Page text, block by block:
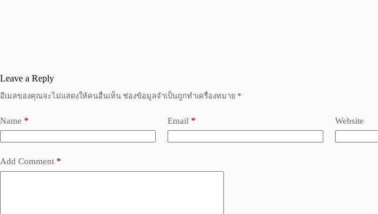
Leave a Reply
อีเมลของคุณจะไม่แสดงให้คนอื่นเห็น ช่องข้อมูลจำเป็นถูกทำเครื่องหมาย *
Name * Email * Website
Add Comment *